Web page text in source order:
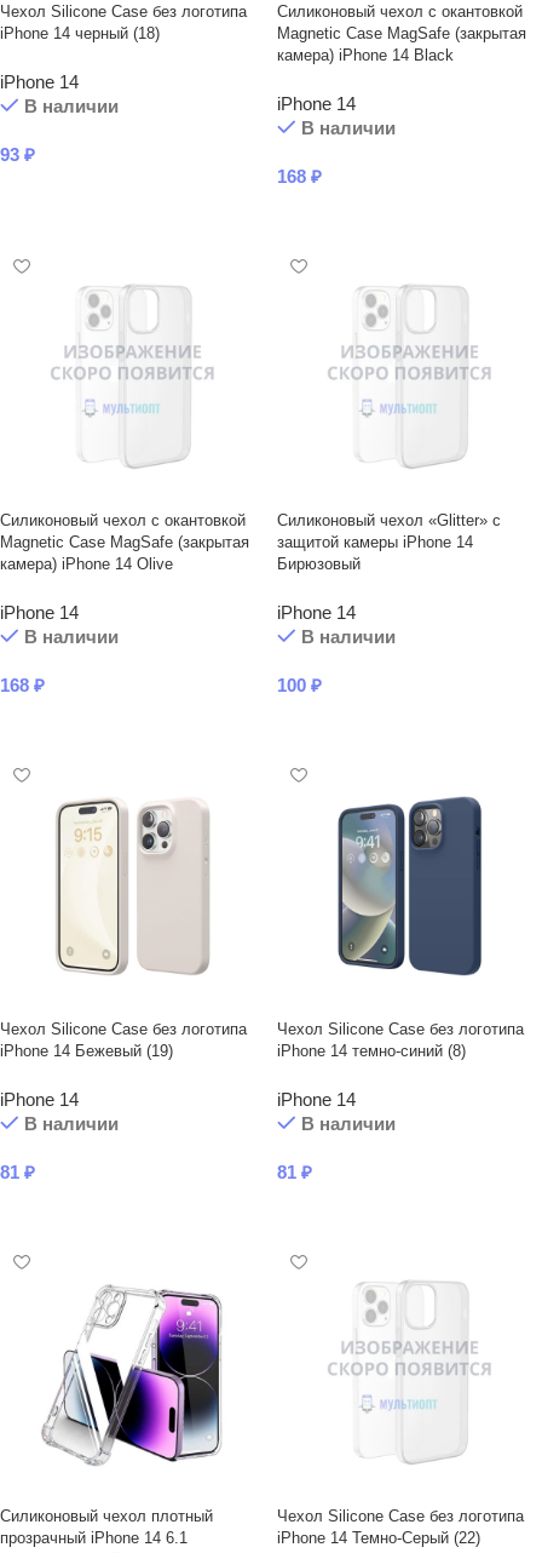
Чехол Silicone Case без логотипа
iPhone 14 черный (18)
iPhone 14
В наличии
93 ₽
Силиконовый чехол с окантовкой
Magnetic Case MagSafe (закрытая
камера) iPhone 14 Black
iPhone 14
В наличии
168 ₽
Силиконовый чехол с окантовкой
Magnetic Case MagSafe (закрытая
камера) iPhone 14 Olive
iPhone 14
В наличии
168 ₽
Силиконовый чехол «Glitter» с
защитой камеры iPhone 14
Бирюзовый
iPhone 14
В наличии
100 ₽
Чехол Silicone Case без логотипа
iPhone 14 Бежевый (19)
iPhone 14
В наличии
81 ₽
Чехол Silicone Case без логотипа
iPhone 14 темно-синий (8)
iPhone 14
В наличии
81 ₽
Силиконовый чехол плотный
прозрачный iPhone 14 6.1
Чехол Silicone Case без логотипа
iPhone 14 Темно-Серый (22)